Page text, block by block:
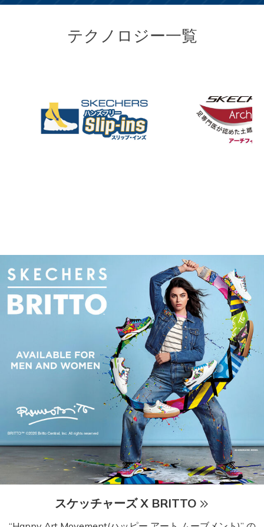
テクノロジー一覧
スケッチャーズ X BRITTO